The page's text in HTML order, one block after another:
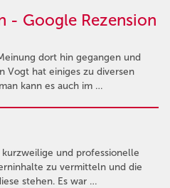
- Google Rezension
dort hin gegangen und
Vogt hat einiges zu diversen
kann es auch im …
und professionelle
zu vermitteln und die
stehen. Es war …